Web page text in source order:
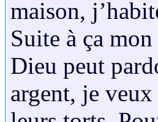
maison,
Suite à ça
Dieu peut
argent, je